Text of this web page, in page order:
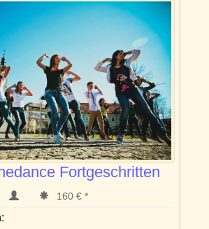
Fortgeschritten
160 € *